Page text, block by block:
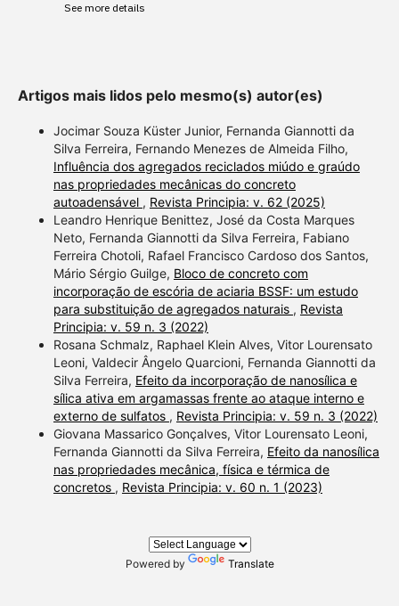
See more details
contrasts the cited claim, and
a label indicating in which
section the citation was
made.
Artigos mais lidos pelo mesmo(s) autor(es)
Jocimar Souza Küster Junior, Fernanda Giannotti da
Silva Ferreira, Fernando Menezes de Almeida Filho,
Influência dos agregados reciclados miúdo e graúdo
nas propriedades mecânicas do concreto
autoadensável , Revista Principia: v. 62 (2025)
Leandro Henrique Benittez, José da Costa Marques
Neto, Fernanda Giannotti da Silva Ferreira, Fabiano
Ferreira Chotoli, Rafael Francisco Cardoso dos Santos,
Mário Sérgio Guilge, Bloco de concreto com
incorporação de escória de aciaria BSSF: um estudo
para substituição de agregados naturais , Revista
Principia: v. 59 n. 3 (2022)
Rosana Schmalz, Raphael Klein Alves, Vitor Lourensato
Leoni, Valdecir Ângelo Quarcioni, Fernanda Giannotti da
Silva Ferreira, Efeito da incorporação de nanosílica e
sílica ativa em argamassas frente ao ataque interno e
externo de sulfatos , Revista Principia: v. 59 n. 3 (2022)
Giovana Massarico Gonçalves, Vitor Lourensato Leoni,
Fernanda Giannotti da Silva Ferreira, Efeito da nanosílica
nas propriedades mecânica, física e térmica de
concretos , Revista Principia: v. 60 n. 1 (2023)
Powered by Translate